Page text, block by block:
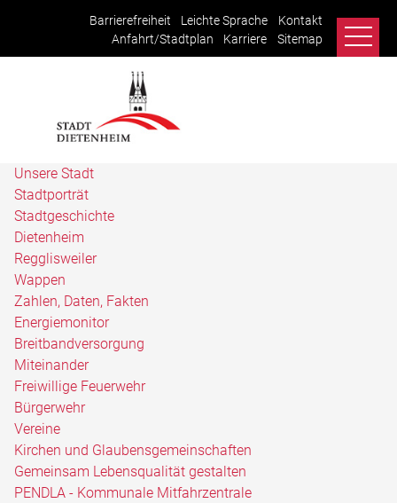
Barrierefreiheit Leichte Sprache
Kontakt
Anfahrt/Stadtplan
Karriere Sitemap
Unsere Stadt
Stadtporträt
Stadtgeschichte
Dietenheim
Regglisweiler
Wappen
Zahlen, Daten, Fakten
Energiemonitor
Breitbandversorgung
Miteinander
Freiwillige Feuerwehr
Bürgerwehr
Vereine
Kirchen und Glaubensgemeinschaften
Gemeinsam Lebensqualität gestalten
PENDLA - Kommunale Mitfahrzentrale